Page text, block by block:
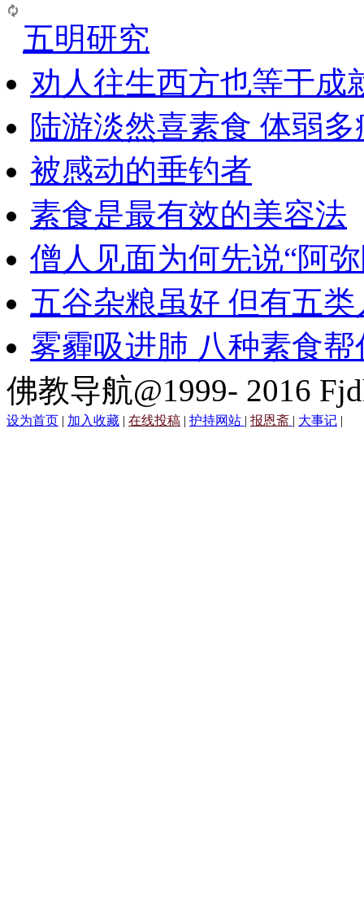
五明研究
劝人往生西方也等于成
陆游淡然喜素食 体弱
被感动的垂钓者
素食是最有效的美容法
僧人见面为何先说“阿
五谷杂粮虽好 但有五
雾霾吸进肺 八种素食帮
佛教导航@1999- 2016
设为首页 | 加入收藏 | 在线投稿 | 护持网站 | 报恩斋 | 大事记 |